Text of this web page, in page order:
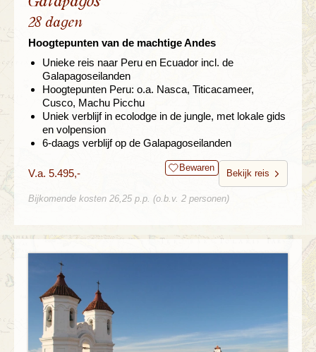
28 dagen
Hoogtepunten van de machtige Andes
Unieke reis naar Peru en Ecuador incl. de
Galapagoseilanden
Hoogtepunten Peru: o.a. Nasca, Titicacameer,
Cusco, Machu Picchu
Uniek verblijf in ecolodge in de jungle, met lokale gids
en volpension
6-daags verblijf op de Galapagoseilanden
V.a. 5.495,- Bewaren
Bekijk reis
Bijkomende kosten 26,25 p.p. (o.b.v. 2 personen)